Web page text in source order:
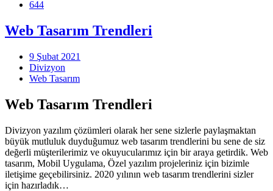
644
Web Tasarım Trendleri
9 Şubat 2021
Divizyon
Web Tasarım
Web Tasarım Trendleri
Divizyon yazılım çözümleri olarak her sene sizlerle paylaşmaktan
büyük mutluluk duyduğumuz web tasarım trendlerini bu sene de siz
değerli müşterilerimiz ve okuyucularımız için bir araya getirdik. Web
tasarım, Mobil Uygulama, Özel yazılım projeleriniz için bizimle
iletişime geçebilirsiniz. 2020 yılının web tasarım trendlerini sizler
için hazırladık…